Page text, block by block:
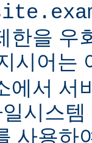
한을 우
시어는
에서 서
시스
사용하